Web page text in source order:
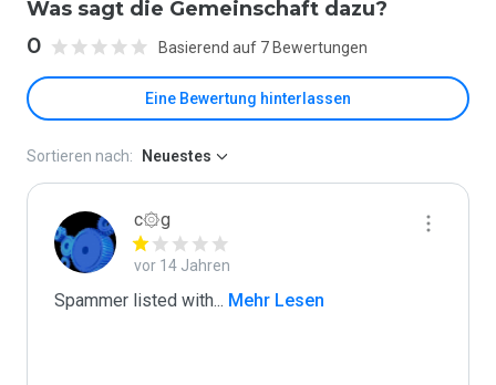
Was sagt die Gemeinschaft dazu?
0 Basierend auf 7 Bewertungen
Eine Bewertung hinterlassen
Sortieren nach: Neuestes
c۞g
vor 14 Jahren
Spammer listed with... Mehr Lesen